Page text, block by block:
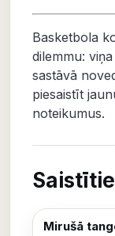
Basketbola
dilemmu:
sastāvā
piesaistīt
noteikumus.
Mirušā